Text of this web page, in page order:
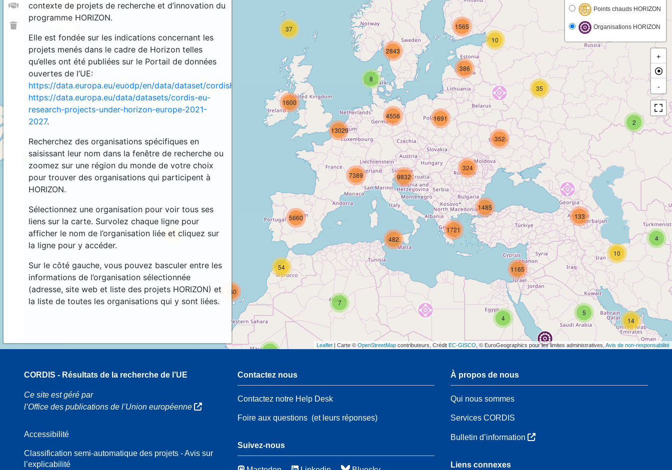
contexte de projets de recherche et d’innovation du
programme HORIZON.
Elle est fondée sur les indications concernant les
projets menés dans le cadre de Horizon telles
qu’elles ont été publiées sur le Portail de données
ouvertes de l’UE:
https://data.europa.eu/euodp/en/data/dataset/cordisH2020projects.
https://data.europa.eu/data/datasets/cordis-eu-
research-projects-under-horizon-europe-2021-
2027.
Recherchez des organisations spécifiques en
saisissant leur nom dans la fenêtre de recherche ou
zoomez sur une région du monde de votre choix
pour trouver des organisations qui participent à
HORIZON.
Sélectionnez une organisation pour voir tous ses
liens sur la carte. Survolez chaque ligne pour
afficher le nom de l’organisation liée et cliquez sur
la ligne pour y accéder.
Sur le côté gauche, vous pouvez basculer entre les
informations de l’organisation sélectionnée
(adresse, site web et liste des projets HORIZON) et
la liste de toutes les organisations qui y sont liées.
7
2
160
44
139
10
1565
54
5660
8
2843
37
1600
13029
482
324
4556 1691
7389 9832
2
4
5
14
35
386
352
4
1721
10
133
1165
1485
Points chauds HORIZON
Organisations HORIZON
+
-
Leaflet | Carte © OpenStreetMap contributeurs, Crédit EC-GISCO , © EuroGeographics pour les limites administratives, Avis de non-responsabilité
CORDIS - Résultats de la recherche de l’UE
Ce site est géré par
l’Office des publications de l’Union européenne
Accessibilité
Classification semi-automatique des projets - Avis sur
l’explicabilité
Contactez nous
Contactez notre Help Desk
Foire aux questions(et leurs réponses)
Suivez-nous
À propos de nous
Qui nous sommes
Services CORDIS
Bulletin d’information
Liens connexes